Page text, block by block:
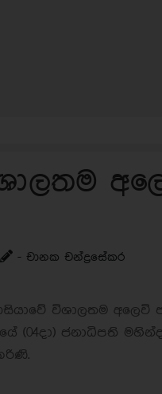
- චානක චන්ද්‍රසේකර
විශාලතම අලෙවි
(04දා) ජනාධිපති